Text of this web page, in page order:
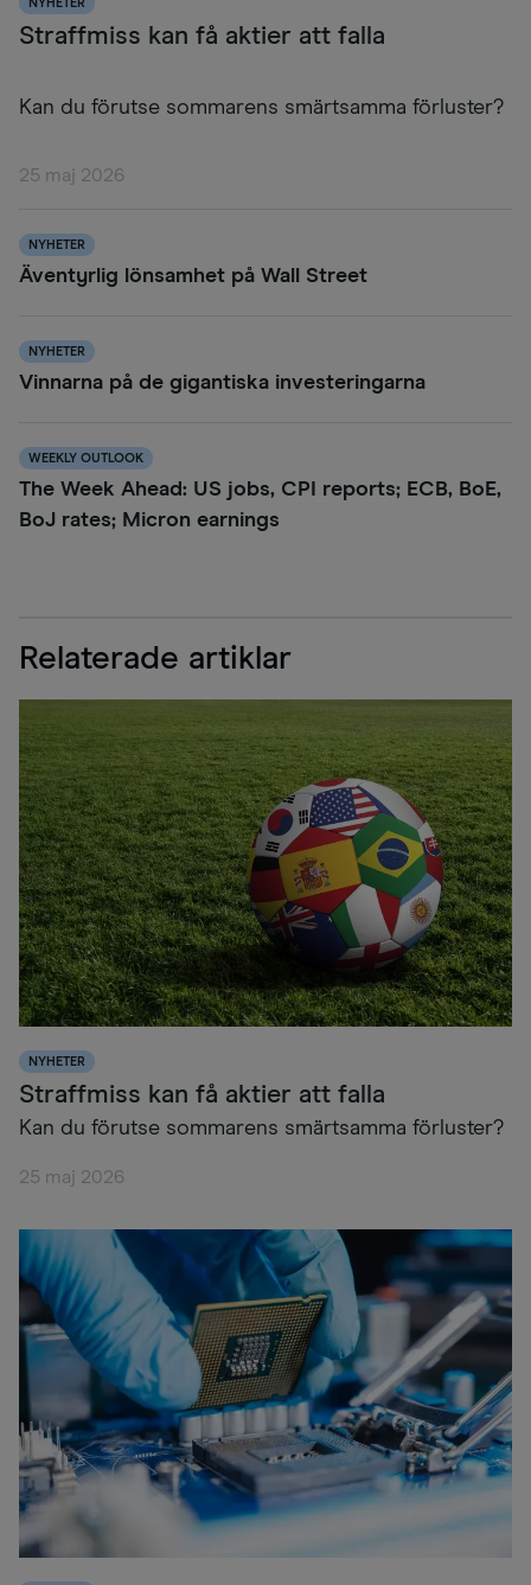
Straffmiss kan få aktier att falla
Kan du förutse sommarens smärtsamma förluster?
25 maj 2026
NYHETER
Äventyrlig lönsamhet på Wall Street
NYHETER
Vinnarna på de gigantiska investeringarna
WEEKLY OUTLOOK
The Week Ahead: US jobs, CPI reports; ECB, BoE,
BoJ rates; Micron earnings
Relaterade artiklar
NYHETER
Straffmiss kan få aktier att falla
Kan du förutse sommarens smärtsamma förluster?
25 maj 2026